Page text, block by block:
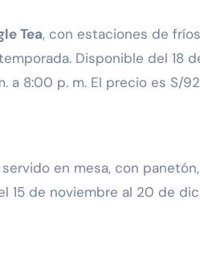
Tea, con estaciones de
Disponible del 18
a 8:00 p. m. El precio es S/
en mesa, con
15 de noviembre al 20 de